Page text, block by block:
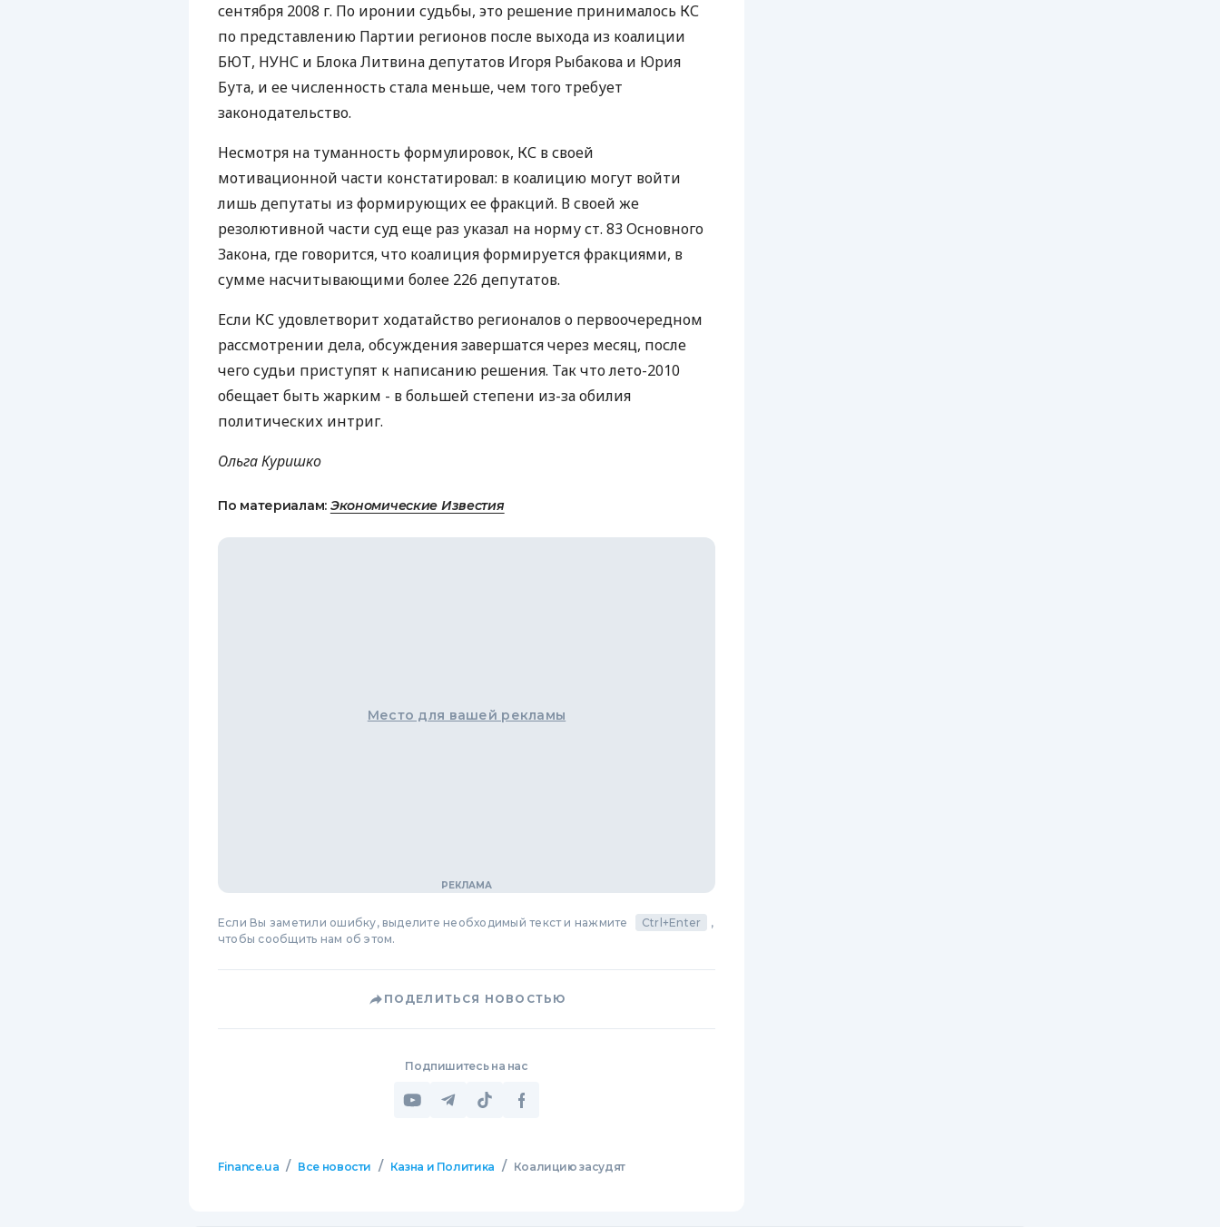
сентября 2008 г. По иронии судьбы, это решение принималось КС
по представлению Партии регионов после выхода из коалиции
БЮТ, НУНС и Блока Литвина депутатов Игоря Рыбакова и Юрия
Бута, и ее численность стала меньше, чем того требует
законодательство.
Несмотря на туманность формулировок, КС в своей
мотивационной части констатировал: в коалицию могут войти
лишь депутаты из формирующих ее фракций. В своей же
резолютивной части суд еще раз указал на норму ст. 83 Основного
Закона, где говорится, что коалиция формируется фракциями, в
сумме насчитывающими более 226 депутатов.
Если КС удовлетворит ходатайство регионалов о первоочередном
рассмотрении дела, обсуждения завершатся через месяц, после
чего судьи приступят к написанию решения. Так что лето-2010
обещает быть жарким - в большей степени из-за обилия
политических интриг.
Ольга Куришко
По материалам: Экономические Известия
Место для вашей рекламы
Если Вы заметили ошибку, выделите необходимый текст и нажмите Ctrl+Enter
,
чтобы сообщить нам об этом.
ПОДЕЛИТЬСЯ НОВОСТЬЮ
Подпишитесь на нас
Finance.ua / Все новости / Казна и Политика / Коалицию засудят